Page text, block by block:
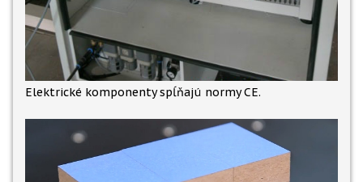
Elektrické komponenty spĺňajú normy CE.